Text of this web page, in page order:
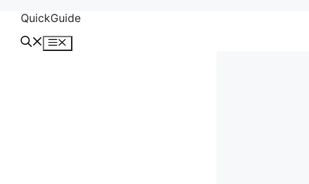
QuickGuide
메